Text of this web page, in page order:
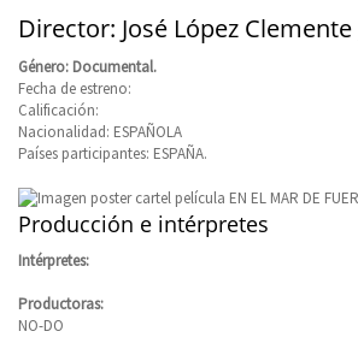
Director: José López Clemente
Género: Documental.
Fecha de estreno:
Calificación:
Nacionalidad: ESPAÑOLA
Países participantes: ESPAÑA.
Producción e intérpretes
Intérpretes:
Productoras:
NO-DO